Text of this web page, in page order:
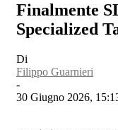
Finalmente
Specialized
Di
Filippo Guarnieri
-
30 Giugno 2026,